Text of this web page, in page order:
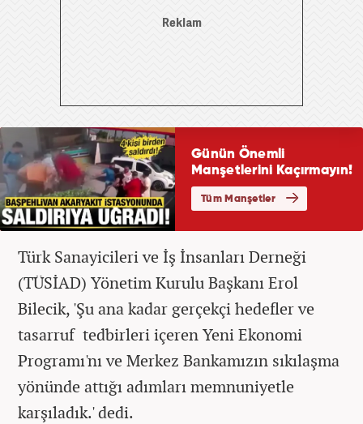
Türk Sanayicileri ve İş İnsanları Derneği
(TÜSİAD) Yönetim Kurulu Başkanı Erol
Bilecik, 'Şu ana kadar gerçekçi hedefler ve
tasarruf tedbirleri içeren Yeni Ekonomi
Programı'nı ve Merkez Bankamızın sıkılaşma
yönünde attığı adımları memnuniyetle
karşıladık.' dedi.